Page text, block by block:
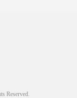
Reserved.